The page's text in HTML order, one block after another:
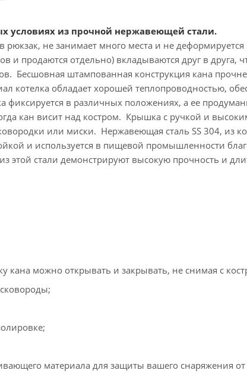
условиях из прочной нержавеющей стали.
не занимает много места и не
и продаются отдельно) вкладываются друг в друга,
Бесшовная штампованная конструкция кана
котелка обладает хорошей теплопроводностью,
в различных положениях, а ее
кан висит над костром. Крышка с ручкой и
или миски. Нержавеющая сталь SS 304, из
и используется в пищевой промышленности
этой стали демонстрируют высокую прочность и
кана можно открывать и закрывать, не снимая с
материала для защиты вашего снаряжения от